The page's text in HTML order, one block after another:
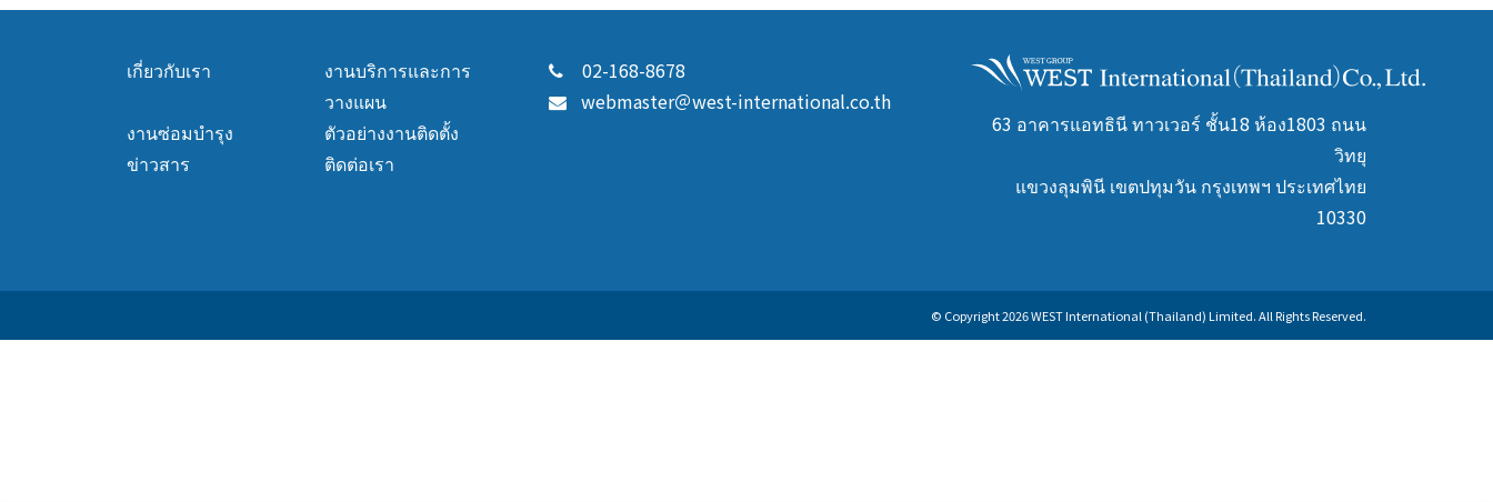
เกี่ยวกับเรา
งานบริการและการ
วางแผน
งานซ่อมบำรุง
ตัวอย่างงานติดตั้ง
ข่าวสาร
ติดต่อเรา
02-168-8678
webmaster＠west-international.co.th
63 อาคารแอทธินี ทาวเวอร์ ชั้น18 ห้อง1803 ถนน
วิทยุ
แขวงลุมพินี เขตปทุมวัน กรุงเทพฯ ประเทศไทย
10330
© Copyright 2026 WEST International (Thailand) Limited. All Rights Reserved.